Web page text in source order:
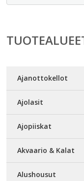
Ajanottokellot
Ajolasit
Ajopiiskat
Akvaario & Kalat
Alushousut